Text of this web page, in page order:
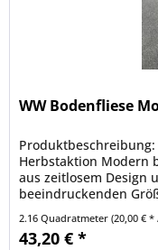
WW Bodenfliese
Herbstaktion Modern
aus zeitlosem Design
beeindruckenden
2.16 Quadratmeter(20,00 €
43,20 € *